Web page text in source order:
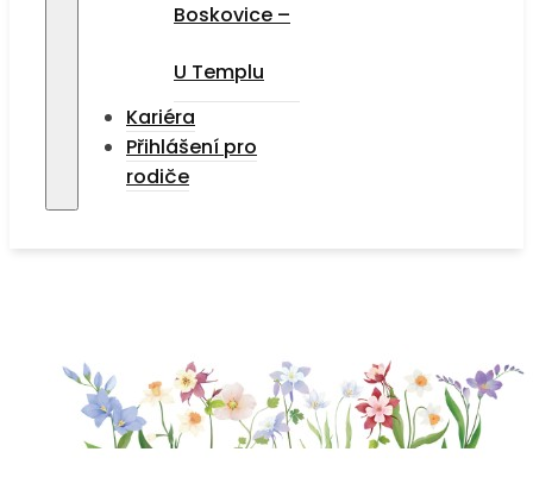
Boskovice –
U Templu
Kariéra
Přihlášení pro
rodiče